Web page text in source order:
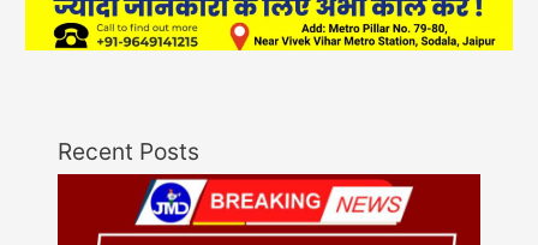
Recent Posts